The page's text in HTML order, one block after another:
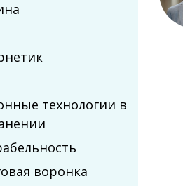
технологии в
воронка